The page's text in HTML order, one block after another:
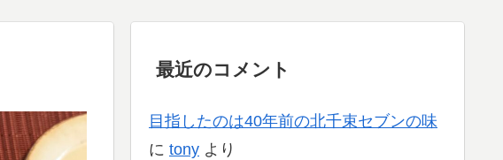
最近のコメント
目指したのは40年前の北千束セブンの味
に tony より